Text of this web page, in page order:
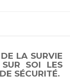
LA SURVIE
SOI LES
SÉCURITÉ.